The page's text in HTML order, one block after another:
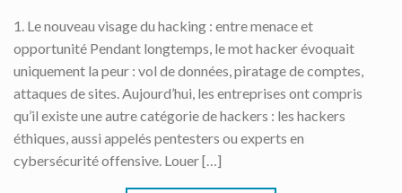
1. Le nouveau visage du hacking : entre menace et
opportunité Pendant longtemps, le mot hacker évoquait
uniquement la peur : vol de données, piratage de comptes,
attaques de sites. Aujourd’hui, les entreprises ont compris
qu’il existe une autre catégorie de hackers : les hackers
éthiques, aussi appelés pentesters ou experts en
cybersécurité offensive. Louer […]